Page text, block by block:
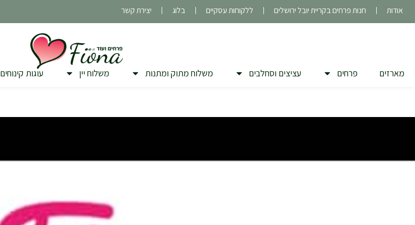
לתוכן
אודות חנות פרחים בקריית יובל ירושלים ללקוחות עסקיים בלוג יצירת קשר
מארזים פרחים עציצים וסחלבים משלוח מתוק ומתנות משלוח יין עוגות קינוחים